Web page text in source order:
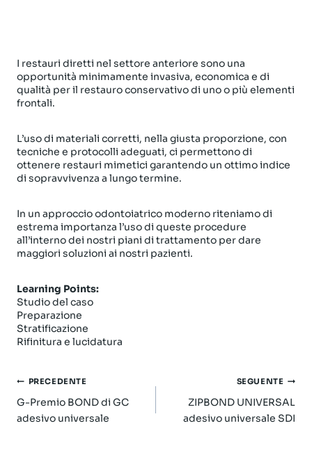
I restauri diretti nel settore anteriore sono una
opportunità minimamente invasiva, economica e di
qualità per il restauro conservativo di uno o più elementi
frontali.
L’uso di materiali corretti, nella giusta proporzione, con
tecniche e protocolli adeguati, ci permettono di
ottenere restauri mimetici garantendo un ottimo indice
di sopravvivenza a lungo termine.
In un approccio odontoiatrico moderno riteniamo di
estrema importanza l’uso di queste procedure
all’interno dei nostri piani di trattamento per dare
maggiori soluzioni ai nostri pazienti.
Learning Points:
Studio del caso
Preparazione
Stratificazione
Rifinitura e lucidatura
Navigazione
articoli
PRECEDENTE
G-Premio BOND di GC
adesivo universale
SEGUENTE
ZIPBOND UNIVERSAL
adesivo universale SDI